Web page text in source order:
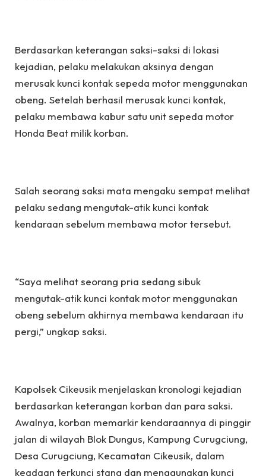
Berdasarkan keterangan saksi-saksi di lokasi
kejadian, pelaku melakukan aksinya dengan
merusak kunci kontak sepeda motor menggunakan
obeng. Setelah berhasil merusak kunci kontak,
pelaku membawa kabur satu unit sepeda motor
Honda Beat milik korban.
Salah seorang saksi mata mengaku sempat melihat
pelaku sedang mengutak-atik kunci kontak
kendaraan sebelum membawa motor tersebut.
“Saya melihat seorang pria sedang sibuk
mengutak-atik kunci kontak motor menggunakan
obeng sebelum akhirnya membawa kendaraan itu
pergi,” ungkap saksi.
Kapolsek Cikeusik menjelaskan kronologi kejadian
berdasarkan keterangan korban dan para saksi.
Awalnya, korban memarkir kendaraannya di pinggir
jalan di wilayah Blok Dungus, Kampung Curugciung,
Desa Curugciung, Kecamatan Cikeusik, dalam
keadaan terkunci stang dan menggunakan kunci